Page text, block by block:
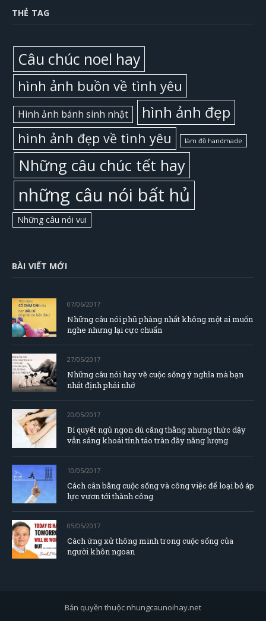
THẺ TAG
Câu chúc noel hay
hình ảnh buồn về tình yêu
Hình ảnh bánh sinh nhật hình ảnh đẹp
hình ảnh đẹp về tình yêu làm đồ handmade
Những câu chúc tết hay
những câu nói bất hủ
Những câu nói vui
BÀI VIẾT MỚI
07/06/2017
Những câu nói phũ phàng nhất không một ai muốn
nghe nhưng lại cực chuẩn
27/05/2017
Những câu nói hay về cuộc sống ý nghĩa mà bạn
nhất định phải nhớ
20/05/2017
Bí quyết ngủ ngon dù căng thằng nhưng thức dậy
vẫn sảng khoái tỉnh táo tràn đầy năng lượng
10/05/2017
Cách cân bằng cuộc sống và công việc để loại bỏ áp
lực vươn tới thành công
05/05/2017
Cách ứng xử thông minh trong cuộc sống của
người khôn ngoan
Bản quyền thuộc nhungcaunoihay.net